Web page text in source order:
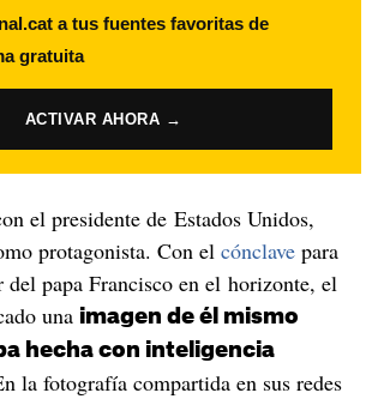
a tus fuentes favoritas de
gratuita
ACTIVAR AHORA →
el presidente de Estados Unidos,
protagonista. Con el cónclavepara
del papa Francisco en el horizonte, el
una imagen de él mismo
hecha con inteligencia
la fotografía compartida en sus redes